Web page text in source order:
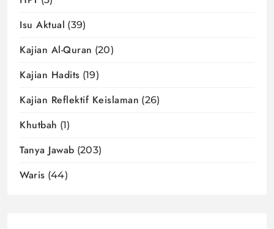
Isu Aktual (39)
Kajian Al-Quran (20)
Kajian Hadits (19)
Kajian Reflektif Keislaman (26)
Khutbah (1)
Tanya Jawab (203)
Waris (44)